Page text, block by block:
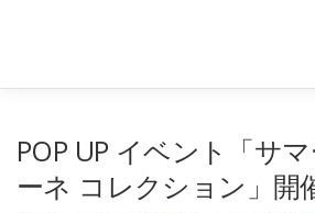
POP UP イベント「サ
ーネ コレクション」開